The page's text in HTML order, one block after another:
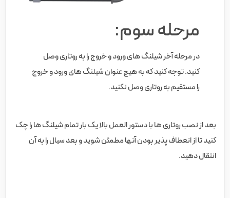
مرحله سوم:
در مرحله آخر شیلنگ های ورود و خروج را به روتاری وصل
کنید. توجه کنید که به هیچ عنوان شیلنگ های ورود و خروج
را مستقیم به روتاری وصل نکنید.
بعد از نصب روتاری ها با دستور العمل بالا یک بار تمام شیلنگ ها را چک
کنید تا از انعطاف پذیر بودن آنها مطمئن شوید و بعد سیال را به آن
انتقال دهید.